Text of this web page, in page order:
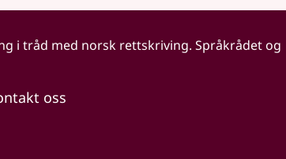
i tråd med norsk rettskriving. Språkrådet og
oss